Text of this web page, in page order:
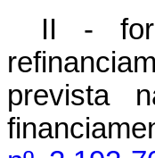
II -
prevista